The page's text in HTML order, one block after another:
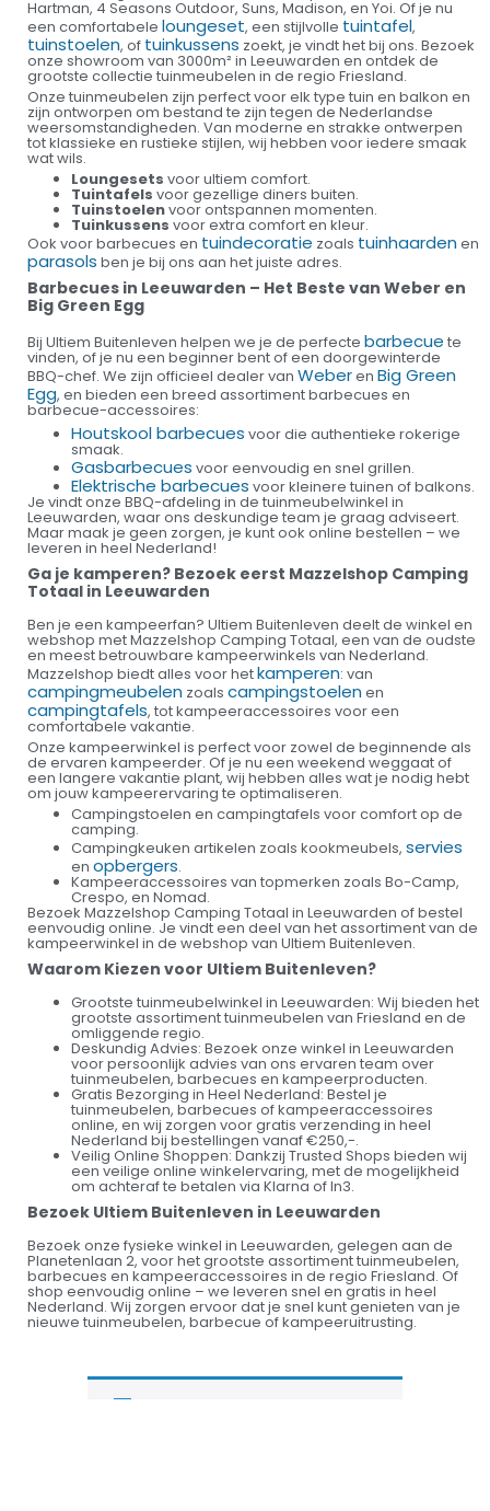
Hartman, 4 Seasons Outdoor, Suns, Madison, en Yoi. Of je nu
een comfortabele loungeset, een stijlvolle tuintafel,
tuinstoelen, of tuinkussens zoekt, je vindt het bij ons. Bezoek
onze showroom van 3000m² in Leeuwarden en ontdek de
grootste collectie tuinmeubelen in de regio Friesland.
Onze tuinmeubelen zijn perfect voor elk type tuin en balkon en
zijn ontworpen om bestand te zijn tegen de Nederlandse
weersomstandigheden. Van moderne en strakke ontwerpen
tot klassieke en rustieke stijlen, wij hebben voor iedere smaak
wat wils.
Loungesets voor ultiem comfort.
Tuintafels voor gezellige diners buiten.
Tuinstoelenvoor ontspannen momenten.
Tuinkussens voor extra comfort en kleur.
Ook voor barbecues en tuindecoratie zoals tuinhaarden en
parasols ben je bij ons aan het juiste adres.
Barbecues in Leeuwarden – Het Beste van Weber en
Big Green Egg
Bij Ultiem Buitenleven helpen we je de perfecte barbecue te
vinden, of je nu een beginner bent of een doorgewinterde
BBQ-chef. We zijn officieel dealer van Weberen Big Green
Egg, en bieden een breed assortiment barbecues en
barbecue-accessoires:
Houtskool barbecues voor die authentieke rokerige
smaak.
Gasbarbecues voor eenvoudig en snel grillen.
Elektrische barbecues voor kleinere tuinen of balkons.
Je vindt onze BBQ-afdeling in de tuinmeubelwinkel in
Leeuwarden, waar ons deskundige team je graag adviseert.
Maar maak je geen zorgen, je kunt ook online bestellen – we
leveren in heel Nederland!
Ga je kamperen? Bezoek eerst Mazzelshop Camping
Totaal in Leeuwarden
Ben je een kampeerfan? Ultiem Buitenleven deelt de winkel en
webshop met Mazzelshop Camping Totaal, een van de oudste
en meest betrouwbare kampeerwinkels van Nederland.
Mazzelshop biedt alles voor hetkamperen: van
campingmeubelen zoals campingstoelen en
campingtafels, tot kampeeraccessoires voor een
comfortabele vakantie.
Onze kampeerwinkel is perfect voor zowel de beginnende als
de ervaren kampeerder. Of je nu een weekend weggaat of
een langere vakantie plant, wij hebben alles wat je nodig hebt
om jouw kampeerervaring te optimaliseren.
Campingstoelen en campingtafels voor comfort op de
camping.
Campingkeuken artikelen zoals kookmeubels, servies
en opbergers.
Kampeeraccessoires van topmerken zoals Bo-Camp,
Crespo, en Nomad.
Bezoek Mazzelshop Camping Totaal in Leeuwarden of bestel
eenvoudig online. Je vindt een deel van het assortiment van de
kampeerwinkel in de webshop van Ultiem Buitenleven.
Waarom Kiezen voor Ultiem Buitenleven?
Grootste tuinmeubelwinkel in Leeuwarden: Wij bieden het
grootste assortiment tuinmeubelen van Friesland en de
omliggende regio.
Deskundig Advies: Bezoek onze winkel in Leeuwarden
voor persoonlijk advies van ons ervaren team over
tuinmeubelen, barbecues en kampeerproducten.
Gratis Bezorging in Heel Nederland: Bestel je
tuinmeubelen, barbecues of kampeeraccessoires
online, en wij zorgen voor gratis verzending in heel
Nederland bij bestellingen vanaf €250,-.
Veilig Online Shoppen: Dankzij Trusted Shops bieden wij
een veilige online winkelervaring, met de mogelijkheid
om achteraf te betalen via Klarna of In3.
Bezoek Ultiem Buitenleven in Leeuwarden
Bezoek onze fysieke winkel in Leeuwarden, gelegen aan de
Planetenlaan 2, voor het grootste assortiment tuinmeubelen,
barbecues en kampeeraccessoires in de regio Friesland. Of
shop eenvoudig online – we leveren snel en gratis in heel
Nederland. Wij zorgen ervoor dat je snel kunt genieten van je
nieuwe tuinmeubelen, barbecue of kampeeruitrusting.